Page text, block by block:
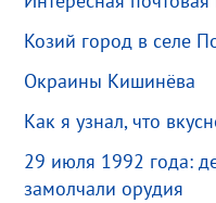
Козий город в селе
Окраины Кишинёва
Как я узнал, что
29 июля 1992 года:
замолчали орудия